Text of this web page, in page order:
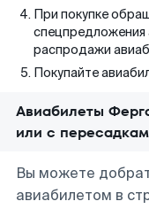
При покупке
спецпредложения
распродажи
Покупайте
Авиабилеты
или с
Вы можете
авиабилетом в